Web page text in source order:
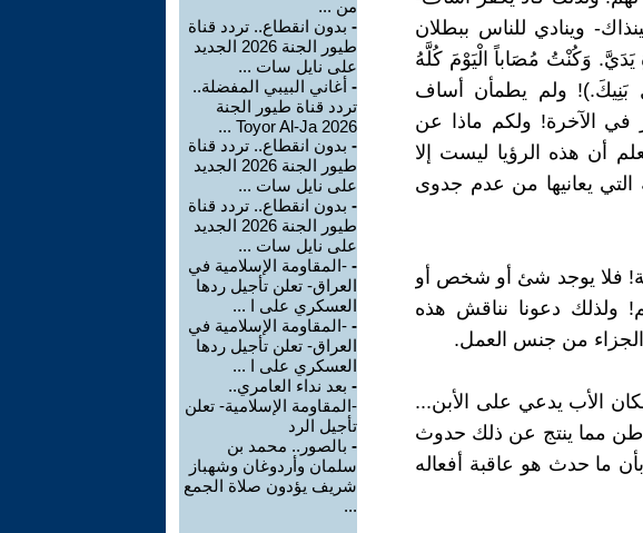
وينادي للناس ببطلان
وَكُنْتُ مُصَاباً الْيَوْمَ كُلَّهُ
ولم يطمأن أساف
في الآخرة! ولكم ماذا عن
أن هذه الرؤيا ليست إلا
يعانيها من عدم جدوى
فلا يوجد شئ أو شخص أو
ولذلك دعونا نناقش هذه
الجزاء من جنس العمل.
الأب يدعي على الأبن...
مما ينتج عن ذلك حدوث
ما حدث هو عاقبة أفعاله
من ...
- بدون انقطاع.. تردد قناة
طيور الجنة 2026 الجديد
على نايل سات ...
- أغاني البيبي المفضلة..
تردد قناة طيور الجنة
2026 Toyor Al-Ja ...
- بدون انقطاع.. تردد قناة
طيور الجنة 2026 الجديد
على نايل سات ...
- بدون انقطاع.. تردد قناة
طيور الجنة 2026 الجديد
على نايل سات ...
- -المقاومة الإسلامية في
العراق- تعلن تأجيل ردها
العسكري على ا ...
- -المقاومة الإسلامية في
العراق- تعلن تأجيل ردها
العسكري على ا ...
- بعد نداء العامري..
-المقاومة الإسلامية- تعلن
تأجيل الرد
- بالصور.. محمد بن
سلمان وأردوغان وشهباز
شريف يؤدون صلاة الجمع
...